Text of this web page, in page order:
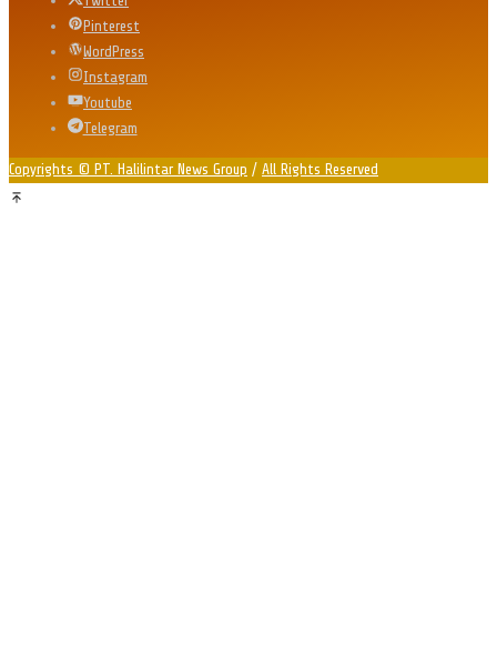
Pinterest
WordPress
Instagram
Youtube
Telegram
Copyrights © PT. Halilintar News Group / All Rights Reserved